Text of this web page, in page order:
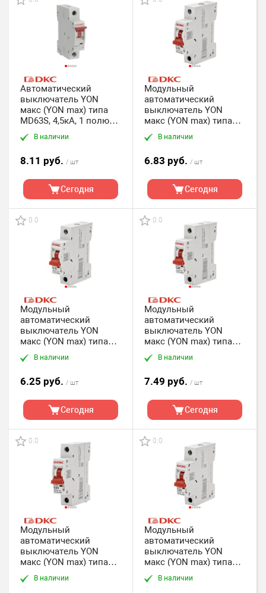
Автоматический
выключатель YON
макс (YON max) типа
MD63S, 4,5кА, 1 полюс,
хар-ка C, 6А DKC
В наличии
8.11 руб. / шт
Сегодня
Модульный
автоматический
выключатель YON
макс (YON max) типа
MD63, 1 полюс, хар-ка
C, 10А, 4,5кА DKC
В наличии
6.83 руб. / шт
Сегодня
0.0
Модульный
автоматический
выключатель YON
макс (YON max) типа
MD63, 1 полюс, хар-ка
C, 16А, 4,5кА DKC
В наличии
6.25 руб. / шт
Сегодня
0.0
Модульный
автоматический
выключатель YON
макс (YON max) типа
MD63, 1 полюс, хар-ка
C, 20А, 4,5кА DKC
В наличии
7.49 руб. / шт
Сегодня
0.0
Модульный
автоматический
выключатель YON
макс (YON max) типа
MD63, 1 полюс, хар-ка
C, 25А, 4,5кА DKC
В наличии
0.0
Модульный
автоматический
выключатель YON
макс (YON max) типа
MD63, 1 полюс, хар-ка
C, 32А, 4,5кА DKC
В наличии